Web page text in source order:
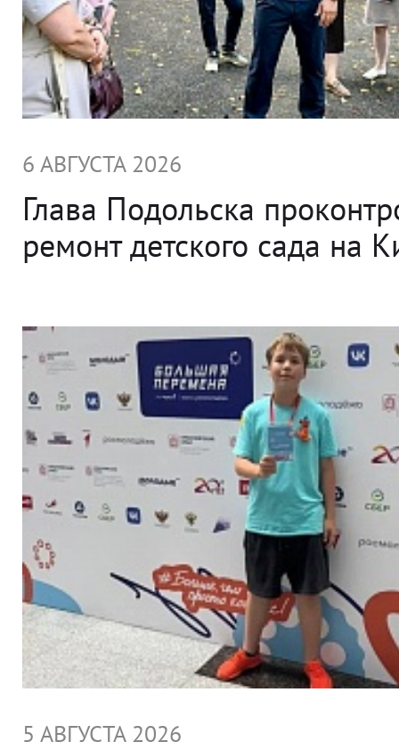
6 АВГУСТА 2026
Глава Подольска
ремонт детского сада на
5 АВГУСТА 2026